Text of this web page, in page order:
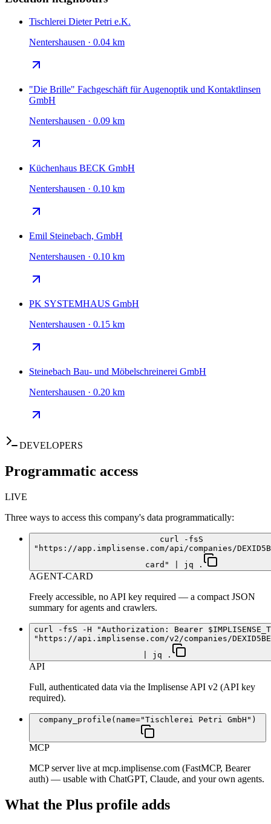
Tischlerei Dieter Petri e.K.
Nentershausen · 0.04 km
"Die Brille" Fachgeschäft für Augenoptik und Kontaktlinsen
GmbH
Nentershausen · 0.09 km
Küchenhaus BECK GmbH
Nentershausen · 0.10 km
Emil Steinebach, GmbH
Nentershausen · 0.10 km
PK SYSTEMHAUS GmbH
Nentershausen · 0.15 km
Steinebach Bau- und Möbelschreinerei GmbH
Nentershausen · 0.20 km
DEVELOPERS
Programmatic access
LIVE
Three ways to access this company's data programmatically:
curl -fsS
"https://app.implisense.com/api/companies/
card" | jq .
AGENT-CARD
Freely accessible, no API key required — a compact JSON
summary for agents and crawlers.
curl -fsS -H "Authorization: Bearer
"https://api.implisense.com/v2/companies/
| jq .
API
Full, authenticated data via the Implisense API v2 (API key
required).
company_profile(name="Tischlerei Petri GmbH")
MCP
MCP server live at mcp.implisense.com (FastMCP, Bearer
auth) — usable with ChatGPT, Claude, and your own agents.
What the Plus profile adds